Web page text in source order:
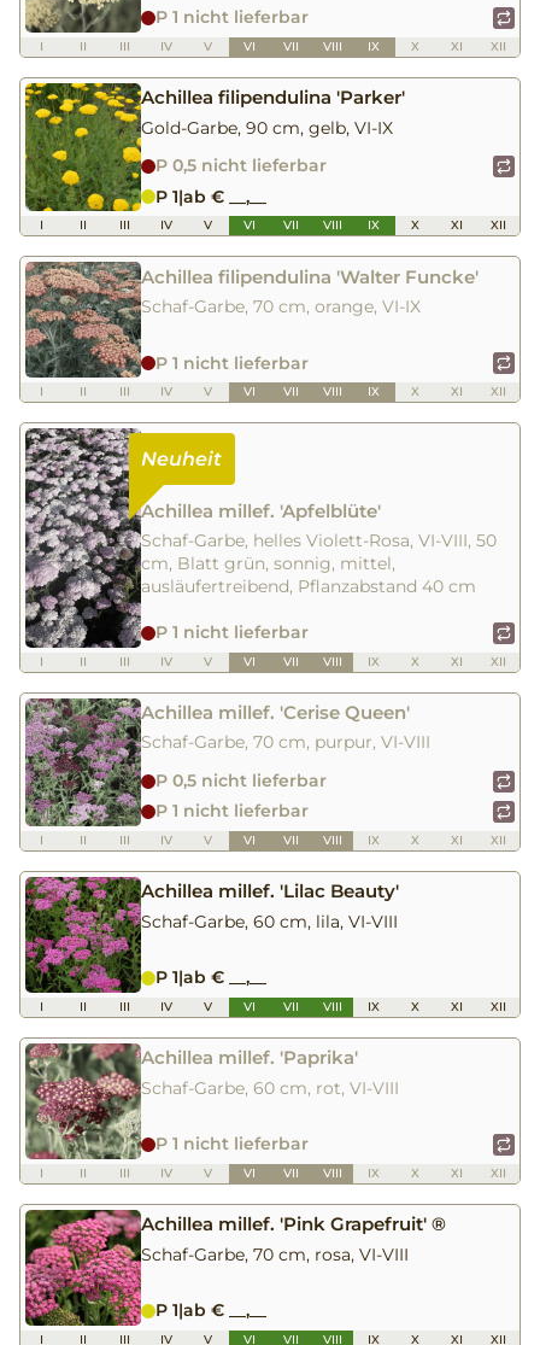
P 1 nicht lieferbar
I II III IV V VI VII VIII IX X XI XII
Achillea filipendulina 'Parker'
Gold-Garbe, 90 cm, gelb, VI-IX
P 0,5 nicht lieferbar
P 1|ab € __,__
I II III IV V VI VII VIII IX X XI XII
Achillea filipendulina 'Walter Funcke'
Schaf-Garbe, 70 cm, orange, VI-IX
P 1 nicht lieferbar
I II III IV V VI VII VIII IX X XI XII
Achillea millef. 'Apfelblüte'
Schaf-Garbe, helles Violett-Rosa, VI-VIII, 50
cm, Blatt grün, sonnig, mittel,
ausläufertreibend, Pflanzabstand 40 cm
P 1 nicht lieferbar
I II III IV V VI VII VIII IX X XI XII
Achillea millef. 'Cerise Queen'
Schaf-Garbe, 70 cm, purpur, VI-VIII
P 0,5 nicht lieferbar
P 1 nicht lieferbar
I II III IV V VI VII VIII IX X XI XII
Achillea millef. 'Lilac Beauty'
Schaf-Garbe, 60 cm, lila, VI-VIII
P 1|ab € __,__
I II III IV V VI VII VIII IX X XI XII
Achillea millef. 'Paprika'
Schaf-Garbe, 60 cm, rot, VI-VIII
P 1 nicht lieferbar
I II III IV V VI VII VIII IX X XI XII
Achillea millef. 'Pink Grapefruit' ®
Schaf-Garbe, 70 cm, rosa, VI-VIII
P 1|ab € __,__
I II III IV V VI VII VIII IX X XI XII